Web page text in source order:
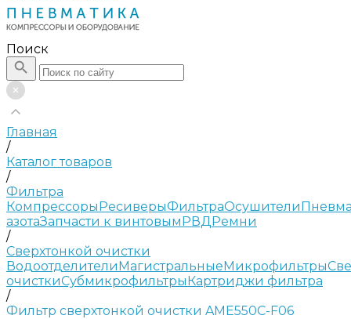
Поиск
Главная
/
Каталог товаров
/
Фильтра
КомпрессорыРесиверыФильтраОсушители
азотаЗапчасти к винтовымРВДРемни
/
Сверхтонкой очистки
ВодоотделителиМагистральныеМикрофильтры
очисткиСубмикрофильтрыКартриджи фильтра
/
Фильтр сверхтонкой очистки AME550C-F06